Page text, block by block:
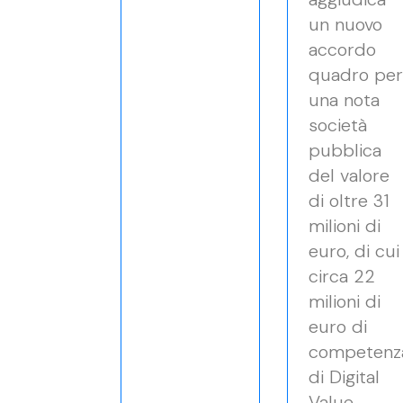
un nuovo
accordo
quadro per
una nota
società
pubblica
del valore
di oltre 31
milioni di
euro, di cui
circa 22
milioni di
euro di
di Digital